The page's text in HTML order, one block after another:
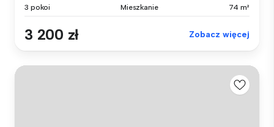
3 pokoi Mieszkanie 74 m²
3 200 zł Zobacz więcej